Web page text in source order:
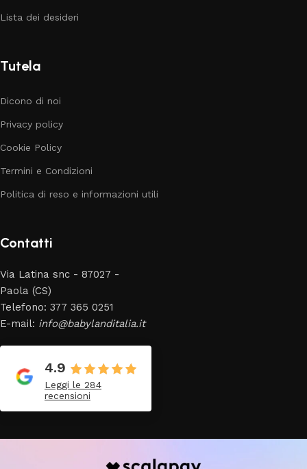
Lista dei desideri
Tutela
Dicono di noi
Privacy policy
Cookie Policy
Termini e Condizioni
Politica di reso e informazioni utili
Contatti
Via Latina snc - 87027 -
Paola (CS)
Telefono: 377 365 0251
E-mail: info@babylanditalia.it
4.9
Leggi le 284
recensioni